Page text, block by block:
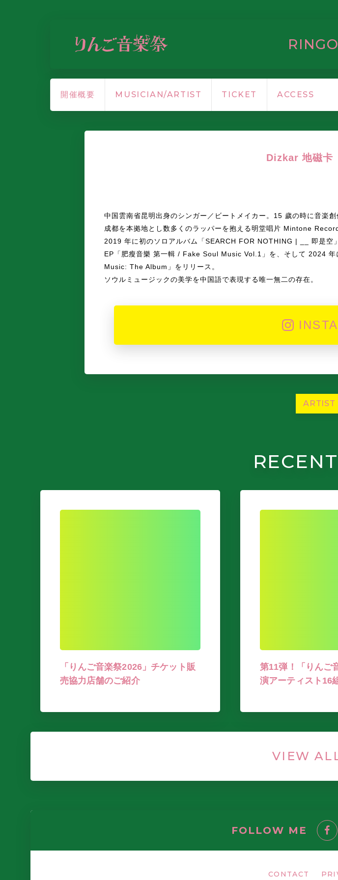
開催概要 MUSICIAN/ARTIST TICKET ACCESS
Dizkar 地磁卡
中国雲南省昆明出身のシンガー／ビートメイカー。15 歲の時に音楽
成都を本拠地とし数多くのラッパーを抱える明堂唱片 Mintone
2019 年に初のソロアルバム「SEARCH FOR NOTHING | __ 即是空
EP「肥瘦音樂 第一輯 / Fake Soul Music Vol.1」を、そして 2024
Music: The Album」をリリース。
ソウルミュージックの美学を中国語で表現する唯一無二の存在。
ARTIST
「りんご音楽祭2026」チケット販
売協力店舗のご紹介
第11弾！「りんご
演アーティスト16
VIEW
FOLLOW ME
CONTACT